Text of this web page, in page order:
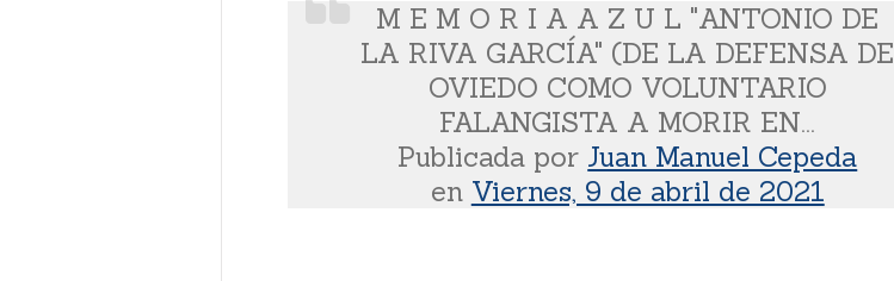
M E M O R I A A Z U L "ANTONIO DE
LA RIVA GARCÍA" (DE LA DEFENSA DE
OVIEDO COMO VOLUNTARIO
FALANGISTA A MORIR EN...
Publicada por Juan Manuel Cepeda
en Viernes, 9 de abril de 2021